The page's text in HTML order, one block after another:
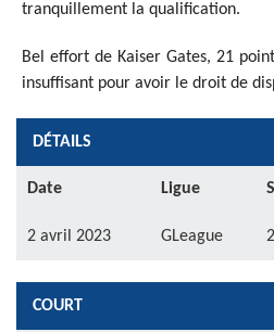
tranquillement la qualification.
Bel effort de Kaiser Gates, 21
insuffisant pour avoir le droit de
DÉTAILS
Date Ligue
2 avril 2023 GLeague
COURT